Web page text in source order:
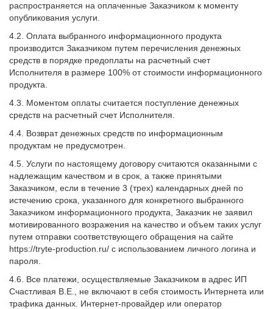
распространяется на оплаченные Заказчиком к моменту
опубликования услуги.
4.2. Оплата выбранного информационного продукта
производится Заказчиком путем перечисления денежных
средств в порядке предоплаты на расчетный счет
Исполнителя в размере 100% от стоимости информационного
продукта.
4.3. Моментом оплаты считается поступление денежных
средств на расчетный счет Исполнителя.
4.4. Возврат денежных средств по информационным
продуктам не предусмотрен.
4.5. Услуги по настоящему договору считаются оказанными с
надлежащим качеством и в срок, а также принятыми
Заказчиком, если в течение 3 (трех) календарных дней по
истечению срока, указанного для конкретного выбранного
Заказчиком информационного продукта, Заказчик не заявил
мотивированного возражения на качество и объем таких услуг
путем отправки соответствующего обращения на сайте
https://tryte-production.ru/ с использованием личного логина и
пароля.
4.6. Все платежи, осуществляемые Заказчиком в адрес ИП
Счастливая В.Е., не включают в себя стоимость Интернета или
трафика данных. Интернет-провайдер или оператор